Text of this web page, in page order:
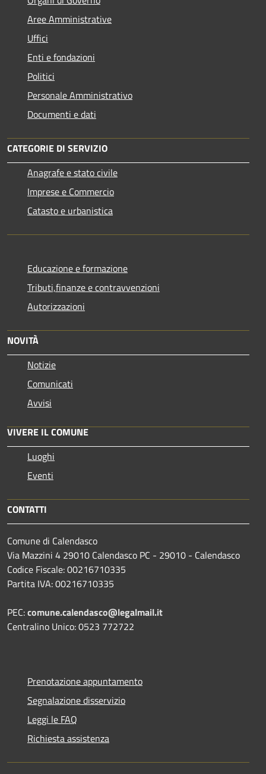
Aree Amministrative
Uffici
Enti e fondazioni
Politici
Personale Amministrativo
Documenti e dati
CATEGORIE DI SERVIZIO
Anagrafe e stato civile
Imprese e Commercio
Catasto e urbanistica
Educazione e formazione
Tributi,finanze e contravvenzioni
Autorizzazioni
NOVITÀ
Notizie
Comunicati
Avvisi
VIVERE IL COMUNE
Luoghi
Eventi
CONTATTI
Comune di Calendasco
Via Mazzini 4 29010 Calendasco PC - 29010 - Calendasco
Codice Fiscale: 00216710335
Partita IVA: 00216710335
PEC:comune.calendasco@legalmail.it
Centralino Unico: 0523 772722
Prenotazione appuntamento
Segnalazione disservizio
Leggi le FAQ
Richiesta assistenza